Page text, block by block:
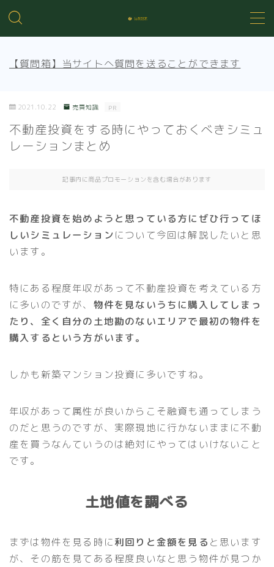
売買知識
賃貸トラブル
【質問箱】当サイトへ質問を送ることができます
2021.10.22 売買知識 PR
不動産投資をする時にやっておくべきシミュ
レーションまとめ
記事内に商品プロモーションを含む場合があります
不動産投資を始めようと思っている方にぜひ行ってほ
しいシミュレーションについて今回は解説したいと思
います。
特にある程度年収があって不動産投資を考えている方
に多いのですが、 物件を見ないうちに購入してしまっ
たり、全く自分の土地勘のないエリアで最初の物件を
購入するという方がいます。
しかも新築マンション投資に多いですね。
年収があって属性が良いからこそ融資も通ってしまう
のだと思うのですが、実際現地に行かないままに不動
産を買うなんていうのは絶対にやってはいけないこと
です。
土地値を調べる
まずは物件を見る時に利回りと金額を見る と思います
が、その筋を見てある程度良いなと思う物件が見つか